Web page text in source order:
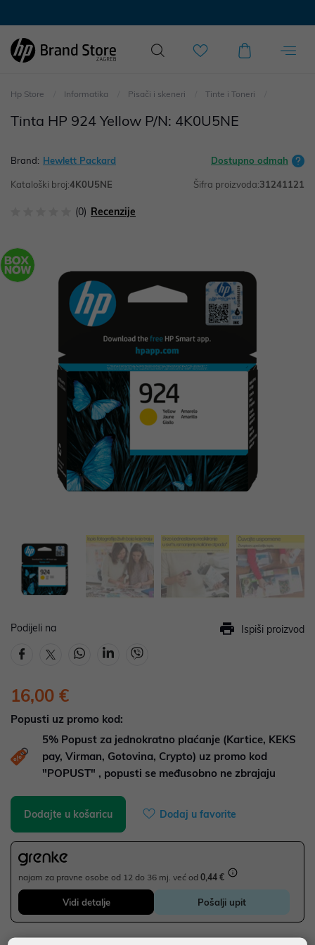
Hp Store Informatika Pisači i skeneri Tinte i Toneri
Tinta HP 924 Yellow P/N: 4K0U5NE
Brand: Hewlett Packard Dostupno odmah
Kataloški broj:4K0U5NE Šifra proizvoda:31241121
(0) Recenzije
Podijeli na Ispiši proizvod
16,00 €
Popusti uz promo kod:
5% Popust za jednokratno plaćanje (Kartice, KEKS
pay, Virman, Gotovina, Crypto) uz promo kod
"POPUST" , popusti se međusobno ne zbrajaju
Dodajte u košaricu Dodaj u favorite
najam za pravne osobe od 12 do 36 mj. već od 0,44 €
Vidi detalje Pošalji upit